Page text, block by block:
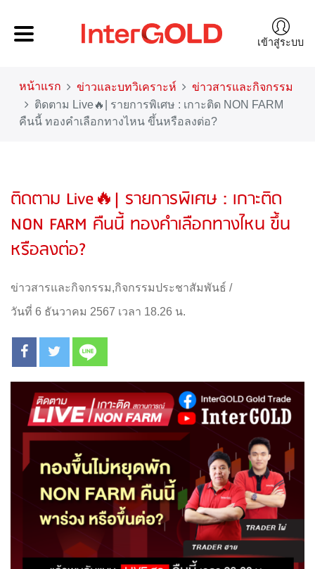
เข้าสู่ระบบ
หน้าแรก ข่าวและบทวิเคราะห์
ข่าวสารและกิจกรรม
ติดตาม Live🔥| รายการพิเศษ : เกาะติด NON FARM
คืนนี้ ทองคำเลือกทางไหน ขึ้นหรือลงต่อ?
ติดตาม Live🔥| รายการพิเศษ : เกาะติด
NON FARM คืนนี้ ทองคำเลือกทางไหน ขึ้น
หรือลงต่อ?
ข่าวสารและกิจกรรม,กิจกรรมประชาสัมพันธ์ /
วันที่ 6 ธันวาคม 2567 เวลา 18.26 น.